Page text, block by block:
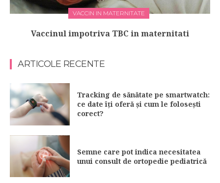
VACCIN IN MATERNITATE
Vaccinul impotriva TBC in maternitati
ARTICOLE RECENTE
Tracking de sănătate pe smartwatch:
ce date îți oferă și cum le folosești
corect?
Semne care pot indica necesitatea
unui consult de ortopedie pediatrică